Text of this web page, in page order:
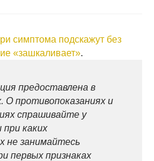
симптома подскажут без
«зашкаливает».
предоставлена в
О противопоказаниях и
спрашивайте у
при каких
не занимайтесь
первых признаках